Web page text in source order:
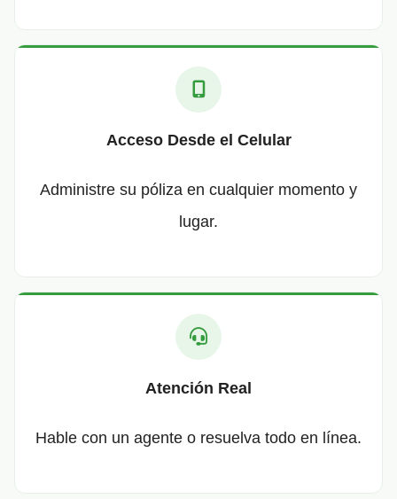
Acceso Desde el Celular
Administre su póliza en cualquier momento y
lugar.
Atención Real
Hable con un agente o resuelva todo en línea.